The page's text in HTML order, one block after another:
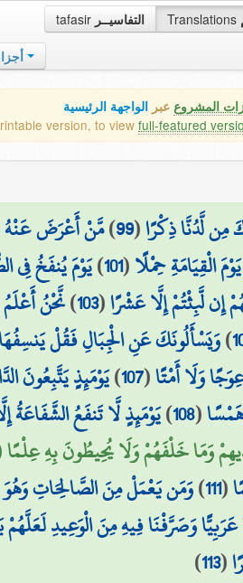
tafasir التفاسيــر Translations
المشروع عبر الواجهة الرئيسية
version, to view full-featured
لَّدُنَّا ذِكْرًا(
99
)مَّنْ أَعْرَضَ عَنْهُ
الْقِيَامَةِ حِمْلًا(
101
)يَوْمَ يُنفَخُ فِي
إِن لَّبِثْتُمْ إِلَّا عَشْرًا(
103
)نَّحْنُ
)وَيَسْأَلُونَكَ عَنِ الْجِبَالِ فَقُلْ
وَلَا أَمْتًا(
107
)يَوْمَئِذٍ يَتَّبِعُونَ
(
108
)يَوْمَئِذٍ لَّا تَنفَعُ الشَّفَاعَةُ
وَمَا خَلْفَهُمْ وَلَا يُحِيطُونَ بِهِ عِلْمًا
(
111
)وَمَن يَعْمَلْ مِنَ الصَّالِحَاتِ
عَرَبِيًّا وَصَرَّفْنَا فِيهِ مِنَ الْوَعِيدِ
(
113
)